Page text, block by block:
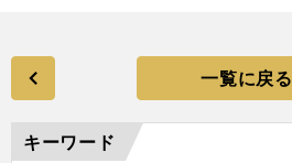
一覧に戻る
キーワード